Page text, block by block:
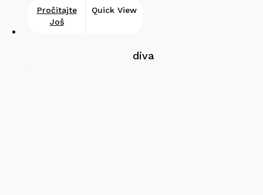
Pročitajte
Još
Quick View
diva